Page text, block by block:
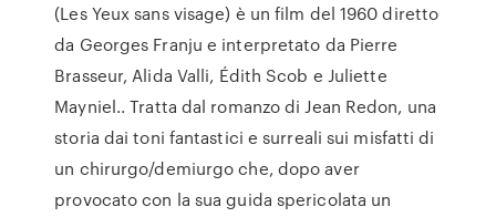
(Les Yeux sans visage) è un film del 1960 diretto
da Georges Franju e interpretato da Pierre
Brasseur, Alida Valli, Édith Scob e Juliette
Mayniel.. Tratta dal romanzo di Jean Redon, una
storia dai toni fantastici e surreali sui misfatti di
un chirurgo/demiurgo che, dopo aver
provocato con la sua guida spericolata un